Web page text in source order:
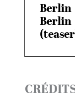
Berlin
Berlin